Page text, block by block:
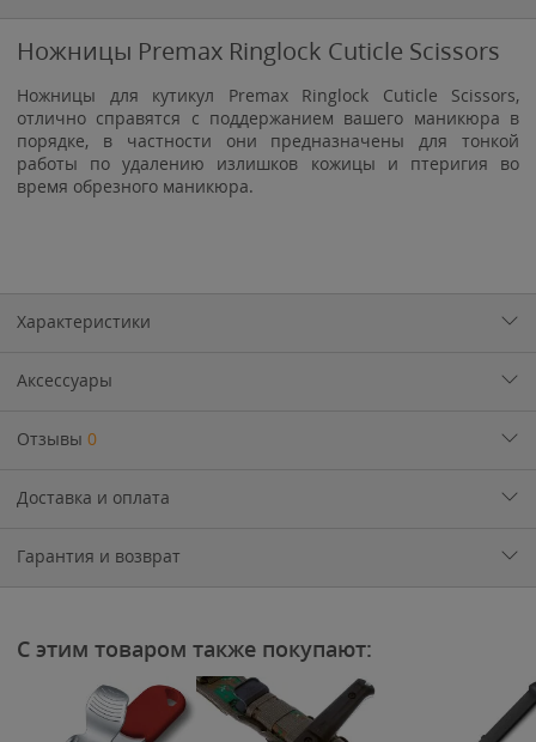
Ножницы Premax Ringlock Cuticle Scissors
Ножницы для кутикул Premax Ringlock Cuticle Scissors,
отлично справятся с поддержанием вашего маникюра в
порядке, в частности они предназначены для тонкой
работы по удалению излишков кожицы и птеригия во
время обрезного маникюра.
Характеристики
Аксессуары
Отзывы 0
Доставка и оплата
Гарантия и возврат
С этим товаром также покупают: